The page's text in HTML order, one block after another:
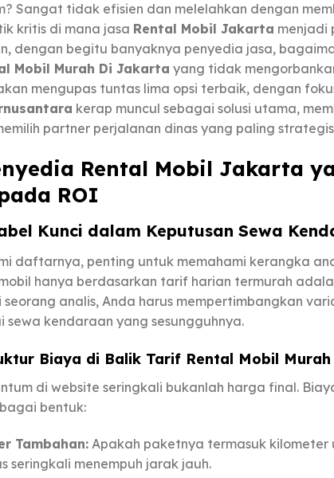
Sangat tidak efisien dan melelahkan dengan
kritis di mana jasa Rental Mobil Jakarta menjadi
dengan begitu banyaknya penyedia jasa,
Mobil Murah Di Jakarta yang tidak
mengupas tuntas lima opsi terbaik, dengan
kerap muncul sebagai solusi utama,
partner perjalanan dinas yang paling
Rental Mobil Jakarta
ROI
Kunci dalam Keputusan Sewa
daftarnya, penting untuk memahami kerangka
hanya berdasarkan tarif harian termurah
analis, Anda harus mempertimbangkan
sewa kendaraan yang sesungguhnya.
Biaya di Balik Tarif Rental Mobil
di website seringkali bukanlah harga final.
bentuk:
Tambahan:Apakah paketnya termasuk
seringkali menempuh jarak jauh.